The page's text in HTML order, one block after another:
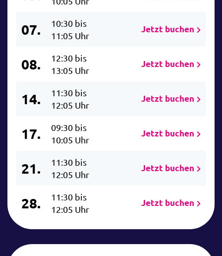
07.
10:30 bis
11:05 Uhr
Jetzt buchen
08.
12:30 bis
13:05 Uhr
Jetzt buchen
14.
11:30 bis
12:05 Uhr
Jetzt buchen
17.
09:30 bis
10:05 Uhr
Jetzt buchen
21.
11:30 bis
12:05 Uhr
Jetzt buchen
28.
11:30 bis
12:05 Uhr
Jetzt buchen